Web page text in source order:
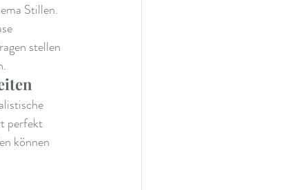
Stillen.
stellen
perfekt
können